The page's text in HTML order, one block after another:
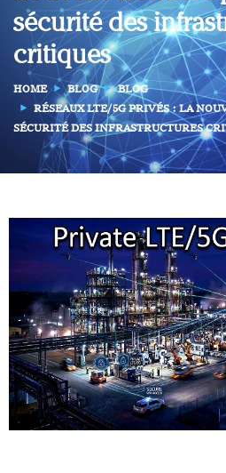
sécurité des
critiques
HOME BLOG
BLOG
RÉSEAUX LTE/5G PRIVÉS : LA
SÉCURITÉ DES INFRASTRUCTURES